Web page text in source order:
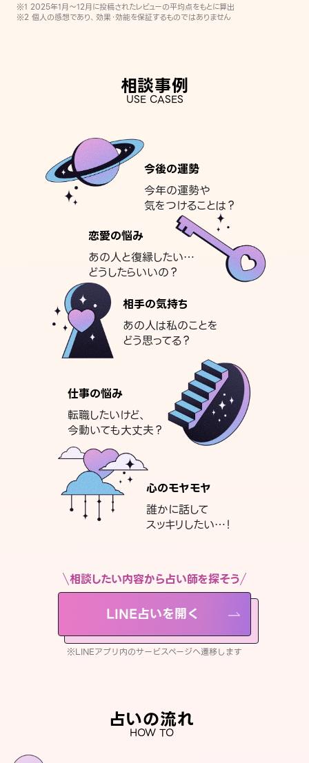
※1 2025年1月〜12月に投稿されたレビューの平均点をもとに算出
※2 個人の感想であり、効果・効能を保証するものではありません
相談事例
USE CASES
今後の運勢
今年の運勢や
気をつけることは？
恋愛の悩み
あの人と復縁したい…
どうしたらいいの？
相手の気持ち
あの人は私のことを
どう思ってる？
仕事の悩み
転職したいけど、
今動いても大丈夫？
心のモヤモヤ
誰かに話して
スッキリしたい…！
相談したい内容から占い師を探そう
LINE占いを開く
※LINEアプリ内のサービスページへ遷移します
占いの流れ
HOW TO